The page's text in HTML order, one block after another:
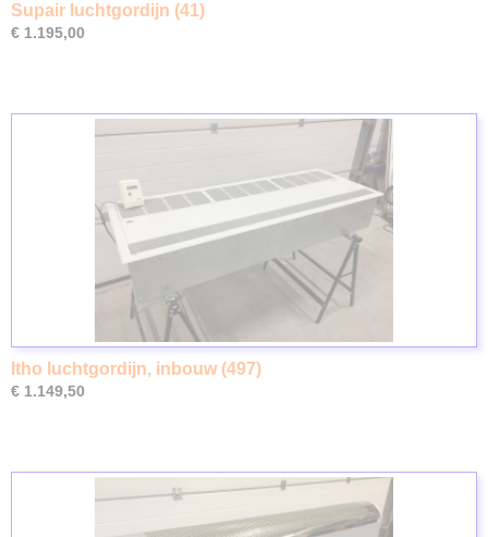
Supair luchtgordijn (41)
€ 1.195,00
Itho luchtgordijn, inbouw (497)
€ 1.149,50